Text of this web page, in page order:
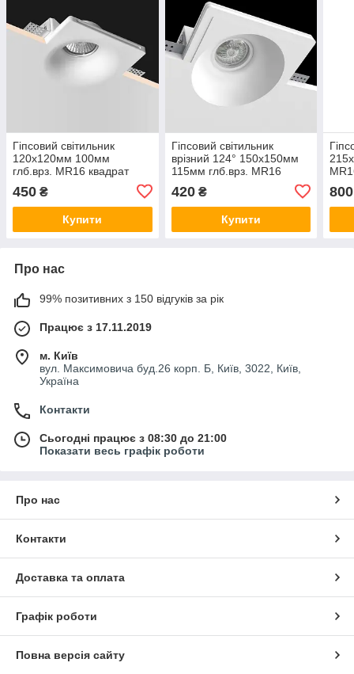
Гіпсовий світильник
120x120мм 100мм
глб.врз. MR16 квадрат
білий для шпаклювання
врізний Imperium Light
Ronda 150112.01.01
450 ₴
Купити
Гіпсовий світильник
врізний 124° 150x150мм
115мм глб.врз. MR16
шпаклювання
403115.01.01
420₴
Купити
800
Про нас
99% позитивних з 150 відгуків за рік
Працює з 17.11.2019
м. Київ
вул. Максимовича буд.26 корп. Б, Київ, 3022, Київ,
Україна
Контакти
Сьогодні працює з 08:30 до 21:00
Показати весь графік роботи
Про нас
Контакти
Доставка та оплата
Графік роботи
Повна версія сайту